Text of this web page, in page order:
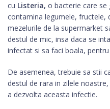
cu Listeria, o bacterie care se
contamina legumele, fructele,
mezelurile de la supermarket
destul de mic, insa daca se
infectat si sa faci boala,
De asemenea, trebuie sa stii
destul de rara in zilele
a dezvolta aceasta infectie.